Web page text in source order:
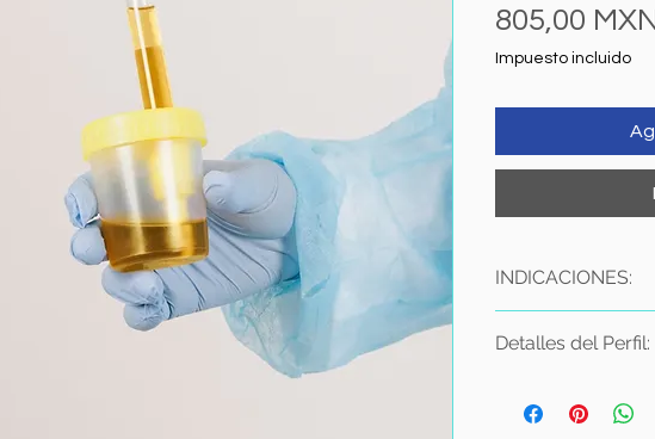
805,00
Impuesto incluido
INDICACIONES:
de orina de 1 día
Desechar la
Detalles del Perfil:
Estimación